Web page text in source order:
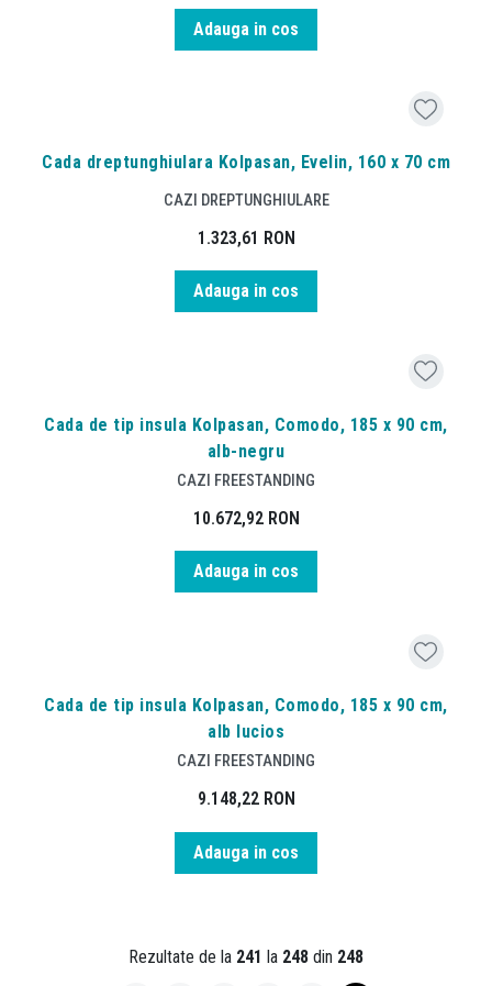
Adauga in cos
Cada dreptunghiulara Kolpasan, Evelin, 160 x 70 cm
CAZI DREPTUNGHIULARE
1.323,61 RON
Adauga in cos
Cada de tip insula Kolpasan, Comodo, 185 x 90 cm,
alb-negru
CAZI FREESTANDING
10.672,92 RON
Adauga in cos
Cada de tip insula Kolpasan, Comodo, 185 x 90 cm,
alb lucios
CAZI FREESTANDING
9.148,22 RON
Adauga in cos
Rezultate de la 241 la 248 din 248